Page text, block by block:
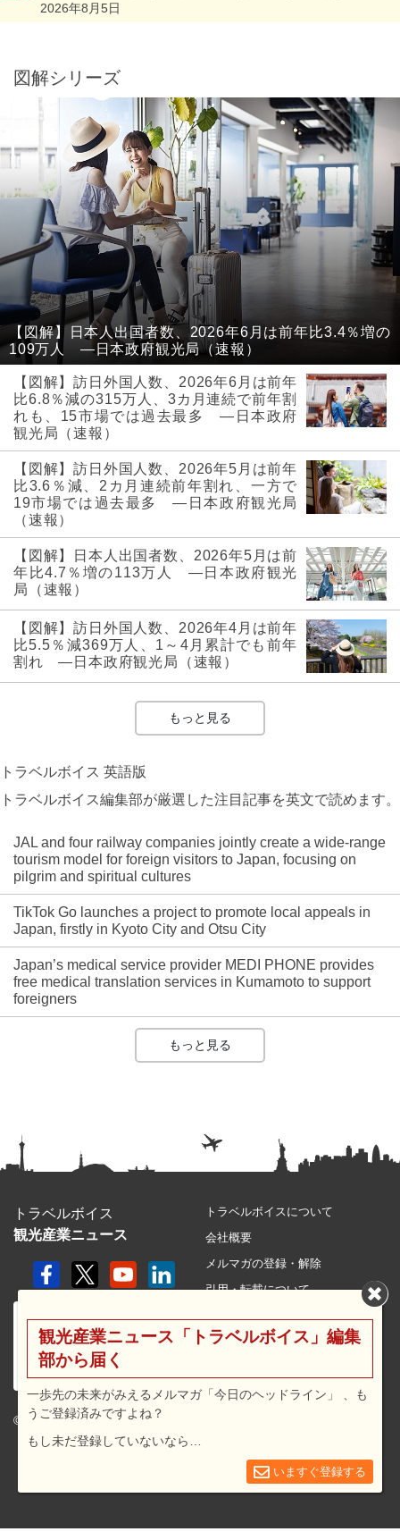
2026年8月5日
図解シリーズ
【図解】日本人出国者数、2026年6月は前年比3.4％増の
109万人 ―日本政府観光局（速報）
【図解】訪日外国人数、2026年6月は前年
比6.8％減の315万人、3カ月連続で前年割
れも、15市場では過去最多 ―日本政府
観光局（速報）
【図解】訪日外国人数、2026年5月は前年
比3.6％減、2カ月連続前年割れ、一方で
19市場では過去最多 ―日本政府観光局
（速報）
【図解】日本人出国者数、2026年5月は前
年比4.7％増の113万人 ―日本政府観光
局（速報）
【図解】訪日外国人数、2026年4月は前年
比5.5％減369万人、1～4月累計でも前年
割れ ―日本政府観光局（速報）
もっと見る
トラベルボイス 英語版
トラベルボイス編集部が厳選した注目記事を英文で読めます。
JAL and four railway companies jointly create a wide-range
tourism model for foreign visitors to Japan, focusing on
pilgrim and spiritual cultures
TikTok Go launches a project to promote local appeals in
Japan, firstly in Kyoto City and Otsu City
Japan’s medical service provider MEDI PHONE provides
free medical translation services in Kumamoto to support
foreigners
もっと見る
トラベルボイス
観光産業ニュース
© 2026 travel voice.
トラベルボイスについて
会社概要
メルマガの登録・解除
引用・転載について
利用規約
広告メニュー・料金
観光産業ニュース「トラベルボイス」編集
部から届く
一歩先の未来がみえるメルマガ「今日のヘッドライン」 、も
うご登録済みですよね？
もし未だ登録していないなら…
いますぐ登録する